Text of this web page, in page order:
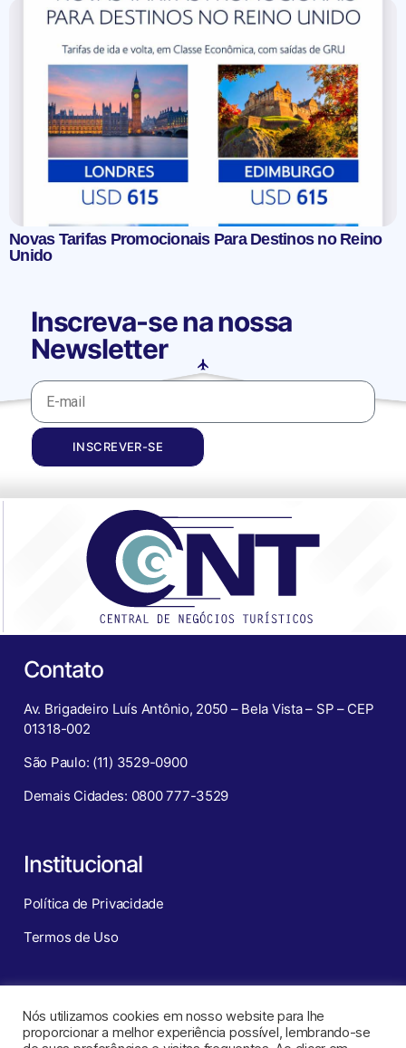
Novas Tarifas Promocionais Para Destinos no Reino
Unido
Inscreva-se na nossa
Newsletter
INSCREVER-SE
Contato
Av. Brigadeiro Luís Antônio, 2050 – Bela Vista – SP – CEP
01318-002
São Paulo: (11) 3529-0900
Demais Cidades: 0800 777-3529
Institucional
Política de Privacidade
Termos de Uso
Redes Sociais
Nós utilizamos cookies em nosso website para lhe
proporcionar a melhor experiência possível, lembrando-se